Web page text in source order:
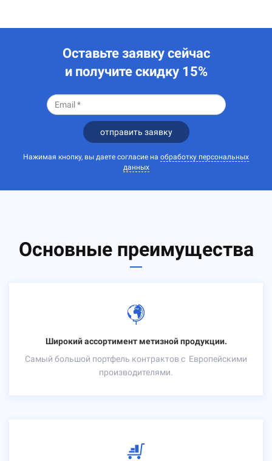
Оставьте заявку сейчас
и получите скидку 15%
отправить заявку
Нажимая кнопку, вы даете согласие на обработку персональных
данных
Основные преимущества
Широкий ассортимент метизной продукции.
Самый большой портфель контрактов с Европейскими
производителями.